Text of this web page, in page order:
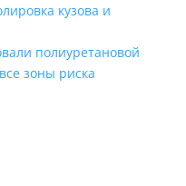
кузова и
полиуретановой
зоны риска